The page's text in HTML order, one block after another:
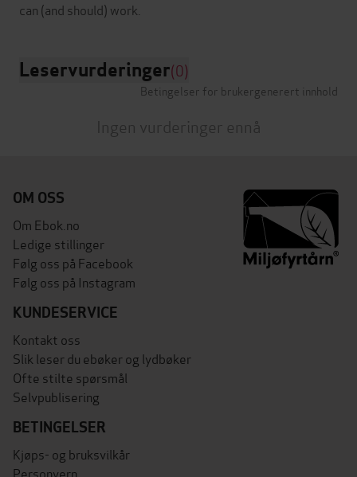
Leservurderinger(0)
Betingelser for brukergenerert innhold
Ingen vurderinger ennå
OM OSS
Om Ebok.no
Ledige stillinger
Følg oss på Facebook
Følg oss på Instagram
KUNDESERVICE
Kontakt oss
Slik leser du ebøker og lydbøker
Ofte stilte spørsmål
Selvpublisering
BETINGELSER
Kjøps- og bruksvilkår
Personvern